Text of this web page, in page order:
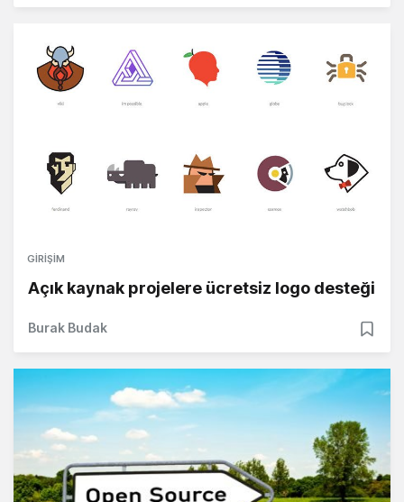
GIRIŞIM
Açık kaynak projelere ücretsiz logo desteği
Burak Budak